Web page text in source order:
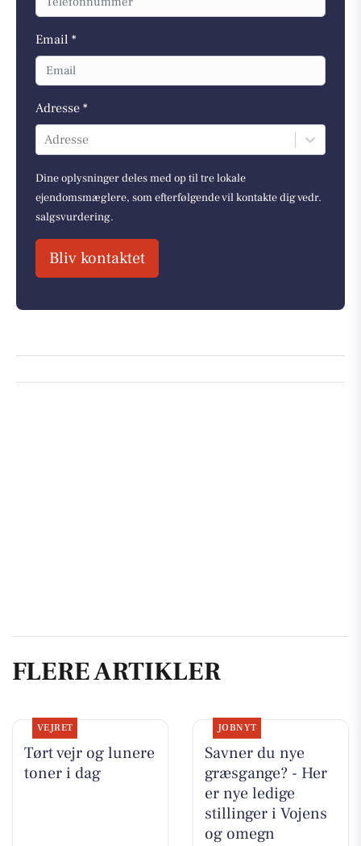
Email *
Adresse *
Adresse
Dine oplysninger deles med op til tre lokale
ejendomsmæglere, som efterfølgende vil kontakte dig vedr.
salgsvurdering.
Bliv kontaktet
FLERE ARTIKLER
VEJRET
Tørt vejr og lunere
toner i dag
JOBNYT
Savner du nye
græsgange? - Her
er nye ledige
stillinger i Vojens
og omegn